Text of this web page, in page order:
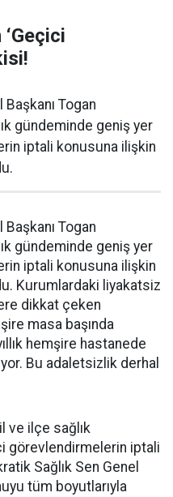
Togan
gündeminde geniş yer
iptali konusuna ilişkin
Togan
gündeminde geniş yer
iptali konusuna ilişkin
Kurumlardaki liyakatsiz
dikkat çeken
masa başında
hemşire hastanede
Bu adaletsizlik derhal
ve ilçe sağlık
görevlendirmelerin iptali
Sağlık Sen Genel
tüm boyutlarıyla